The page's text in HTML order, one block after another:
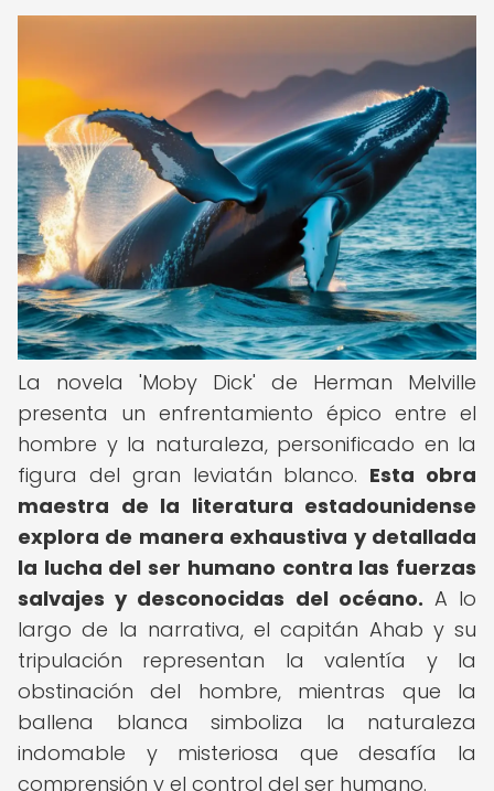
La novela 'Moby Dick' de Herman Melville
presenta un enfrentamiento épico entre el
hombre y la naturaleza, personificado en la
figura del gran leviatán blanco. Esta obra
maestra de la literatura estadounidense
explora de manera exhaustiva y detallada
la lucha del ser humano contra las fuerzas
salvajes y desconocidas del océano. A lo
largo de la narrativa, el capitán Ahab y su
tripulación representan la valentía y la
obstinación del hombre, mientras que la
ballena blanca simboliza la naturaleza
indomable y misteriosa que desafía la
comprensión y el control del ser humano.